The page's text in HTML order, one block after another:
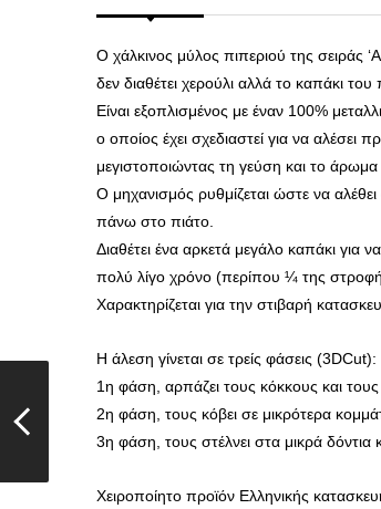
Ο χάλκινος μύλος πιπεριού της σειράς
δεν διαθέτει χερούλι αλλά το καπάκι του
Είναι εξοπλισμένος με έναν 100%
ο οποίος έχει σχεδιαστεί για να αλέσει
μεγιστοποιώντας τη γεύση και το άρωμα
Ο μηχανισμός ρυθμίζεται ώστε να
πάνω στο πιάτο.
Διαθέτει ένα αρκετά μεγάλο καπάκι για
πολύ λίγο χρόνο (περίπου ¼ της
Χαρακτηρίζεται για την στιβαρή
Η άλεση γίνεται σε τρείς φάσεις (3DCut):
1η φάση, αρπάζει τους κόκκους και
2η φάση, τους κόβει σε μικρότερα
3η φάση, τους στέλνει στα μικρά δόντια
Χειροποίητο προϊόν Ελληνικής